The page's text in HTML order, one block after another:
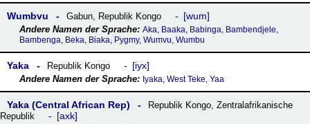
Wumbvu Gabun, Republik Kongo wum
Aka, Baaka, Babinga, Bambendjele,
Bambenga, Beka, Biaka, Pygmy, Wumvu, Wumbu
Yaka Republik Kongo iyx
Iyaka, West Teke, Yaa
Yaka (Central African Rep) Republik Kongo, Zentralafrikanische
Republik
axk